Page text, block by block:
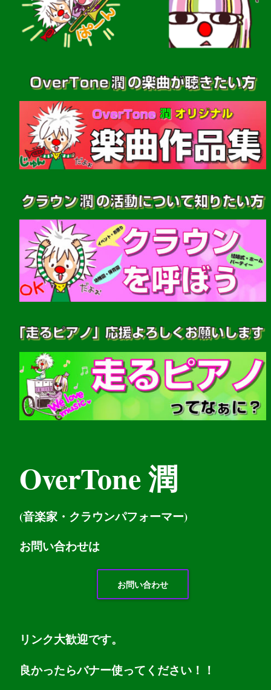
OverTone 潤
(音楽家・クラウンパフォーマー)
お問い合わせは
お問い合わせ
リンク大歓迎です。
良かったらバナー使ってください！！